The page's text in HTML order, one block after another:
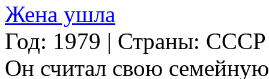
Жена ушла
Год: 1979 | Страны: СССР
Он считал свою